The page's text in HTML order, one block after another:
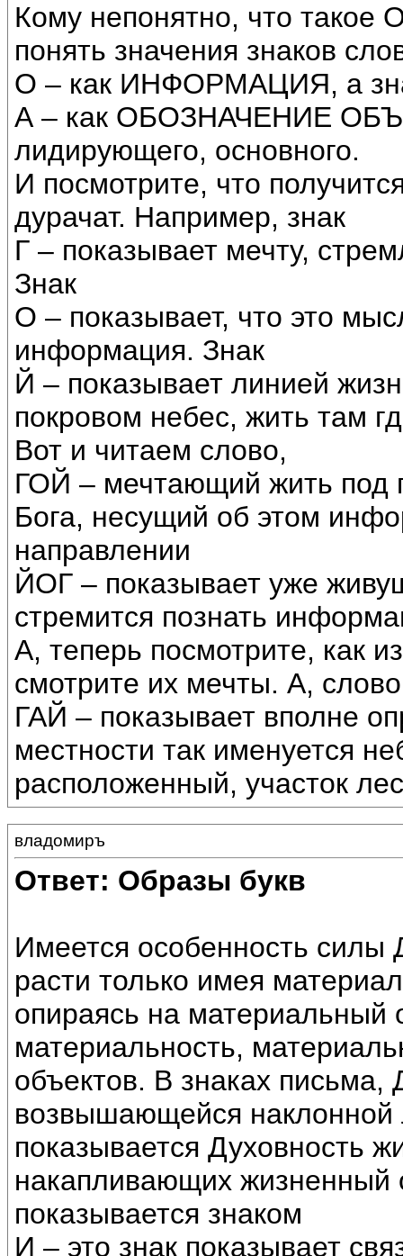
Кому непонятно, что такое
понять значения знаков
О – как ИНФОРМАЦИЯ, а
А – как ОБОЗНАЧЕНИЕ
лидирующего, основного.
И посмотрите, что
дурачат. Например, знак
Г – показывает мечту,
Знак
О – показывает, что это
информация. Знак
Й – показывает линией
покровом небес, жить там
Вот и читаем слово,
ГОЙ – мечтающий жить под
Бога, несущий об этом
направлении
ЙОГ – показывает уже
стремится познать
А, теперь посмотрите, как
смотрите их мечты. А, слово
ГАЙ – показывает вполне
местности так именуется
расположенный, участок
владомиръ
Ответ: Образы букв
Имеется особенность силы
расти только имея
опираясь на материальный
материальность,
объектов. В знаках письма,
возвышающейся наклонной
показывается Духовность
накапливающих жизненный
показывается знаком
И – это знак показывает